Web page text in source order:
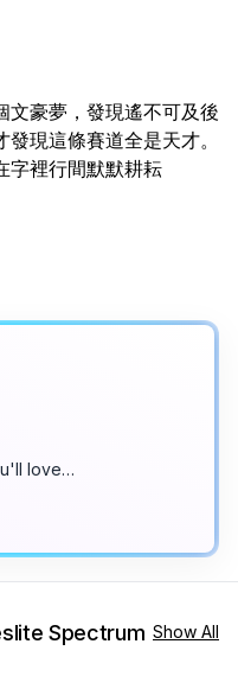
文豪夢，發現遙不可及後
現這條賽道全是天才。
字裡行間默默耕耘
love…
Spectrum Show All